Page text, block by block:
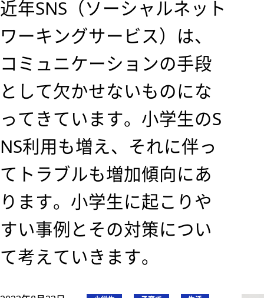
近年SNS（ソーシャルネット
ワーキングサービス）は、
コミュニケーションの手段
として欠かせないものにな
ってきています。小学生のS
NS利用も増え、それに伴っ
てトラブルも増加傾向にあ
ります。小学生に起こりや
すい事例とその対策につい
て考えていきます。